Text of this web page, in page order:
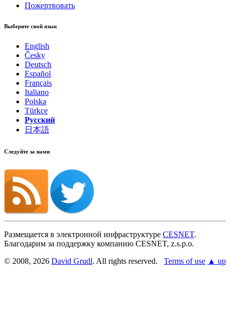
Пожертвовать
Выберите свой язык
English
Česky
Deutsch
Español
Français
Italiano
Polska
Türkçe
Русский
日本語
Следуйте за нами
Размещается в электронной инфраструктуре CESNET.
Благодарим за поддержку компанию CESNET, z.s.p.o.
© 2008, 2026 David Grudl. All rights reserved. Terms of use ▲ up